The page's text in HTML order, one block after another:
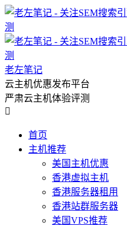
老左笔记
云主机优惠发布平台
严肃云主机体验评测

首页
主机推荐
美国主机优惠
香港虚拟主机
香港服务器租用
香港站群服务器
美国VPS推荐